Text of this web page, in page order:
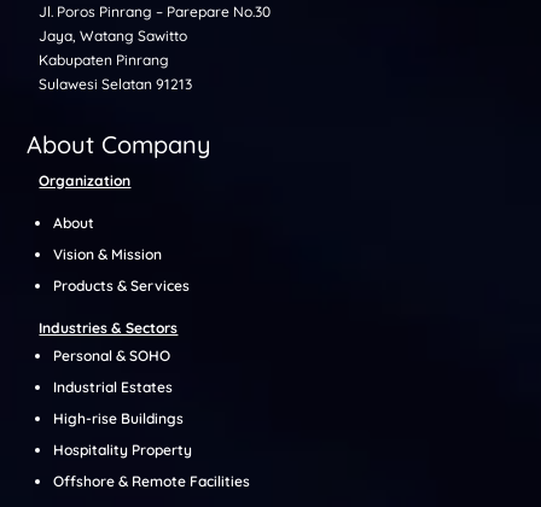
Jl. Poros Pinrang – Parepare No.30
Jaya, Watang Sawitto
Kabupaten Pinrang
Sulawesi Selatan 91213
About Company
Organization
About
Vision & Mission
Products & Services
Industries & Sectors
Personal & SOHO
Industrial Estates
High-rise Buildings
Hospitality Property
Offshore & Remote Facilities